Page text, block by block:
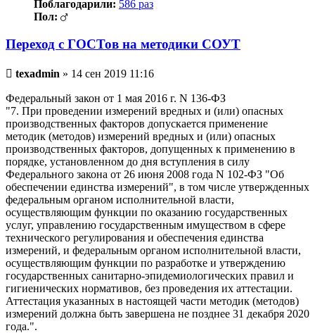
Поблагодарили: 586 раз
Пол:
Переход с ГОСТов на методики СОУТ
Непрочитанное
texadmin » 14 сен 2019 11:16
Федеральный закон от 1 мая 2016 г. N 136-ФЗ
"7. При проведении измерений вредных и (или) опасных
производственных факторов допускается применение
методик (методов) измерений вредных и (или) опасных
производственных факторов, допущенных к применению в
порядке, установленном до дня вступления в силу
Федерального закона от 26 июня 2008 года N 102-ФЗ "Об
обеспечении единства измерений", в том числе утвержденных
федеральным органом исполнительной власти,
осуществляющим функции по оказанию государственных
услуг, управлению государственным имуществом в сфере
технического регулирования и обеспечения единства
измерений, и федеральным органом исполнительной власти,
осуществляющим функции по разработке и утверждению
государственных санитарно-эпидемиологических правил и
гигиенических нормативов, без проведения их аттестации.
Аттестация указанных в настоящей части методик (методов)
измерений должна быть завершена не позднее 31 декабря 2020
года.".